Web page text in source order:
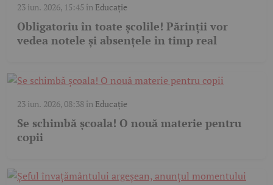
23 iun. 2026, 15:45 în Educație
Obligatoriu în toate școlile! Părinții vor
vedea notele și absențele în timp real
23 iun. 2026, 08:38în Educație
Se schimbă școala! O nouă materie pentru
copii